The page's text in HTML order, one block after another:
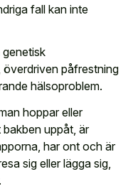
fall kan inte
överdriven påfrestning
hälsoproblem.
hoppar eller
bakben uppåt, är
har ont och är
sig eller lägga sig,